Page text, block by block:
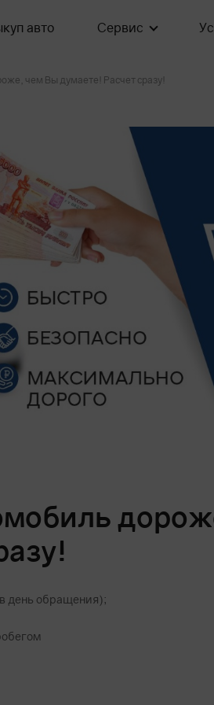
авто Сервис
чем Вы думаете! Расчет сразу!
день обращения);